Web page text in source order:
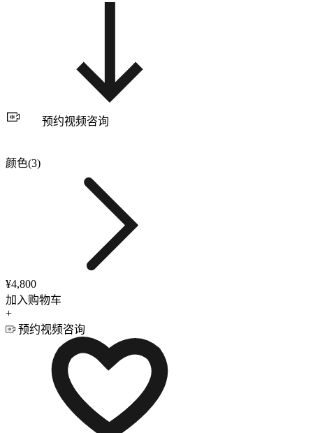
预约视频咨询
颜色(3)
¥4,800
加入购物车
+
预约视频咨询